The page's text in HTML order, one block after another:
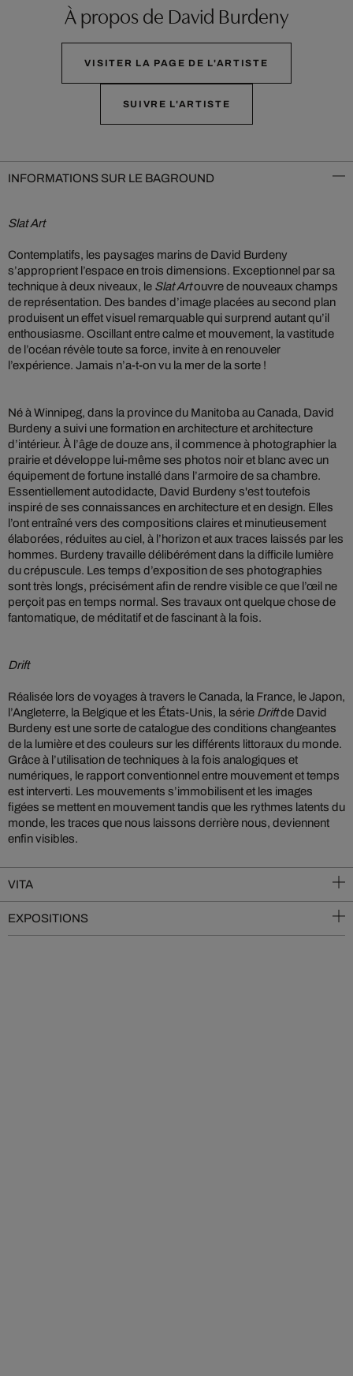
À propos de David Burdeny
VISITER LA PAGE DE L'ARTISTE
SUIVRE L'ARTISTE
INFORMATIONS SUR LE BAGROUND
Slat Art
Contemplatifs, les paysages marins de David Burdeny
s’approprient l’espace en trois dimensions. Exceptionnel par sa
technique à deux niveaux, le Slat Artouvre de nouveaux champs
de représentation. Des bandes d’image placées au second plan
produisent un effet visuel remarquable qui surprend autant qu’il
enthousiasme. Oscillant entre calme et mouvement, la vastitude
de l’océan révèle toute sa force, invite à en renouveler
l’expérience. Jamais n’a-t-on vu la mer de la sorte !
Né à Winnipeg, dans la province du Manitoba au Canada, David
Burdeny a suivi une formation en architecture et architecture
d’intérieur. À l’âge de douze ans, il commence à photographier la
prairie et développe lui-même ses photos noir et blanc avec un
équipement de fortune installé dans l’armoire de sa chambre.
Essentiellement autodidacte, David Burdeny s'est toutefois
inspiré de ses connaissances en architecture et en design. Elles
l’ont entraîné vers des compositions claires et minutieusement
élaborées, réduites au ciel, à l’horizon et aux traces laissés par les
hommes. Burdeny travaille délibérément dans la difficile lumière
du crépuscule. Les temps d’exposition de ses photographies
sont très longs, précisément afin de rendre visible ce que l’œil ne
perçoit pas en temps normal. Ses travaux ont quelque chose de
fantomatique, de méditatif et de fascinant à la fois.
Drift
Réalisée lors de voyages à travers le Canada, la France, le Japon,
l’Angleterre, la Belgique et les États-Unis, la série Driftde David
Burdeny est une sorte de catalogue des conditions changeantes
de la lumière et des couleurs sur les différents littoraux du monde.
Grâce à l’utilisation de techniques à la fois analogiques et
numériques, le rapport conventionnel entre mouvement et temps
est interverti. Les mouvements s’immobilisent et les images
figées se mettent en mouvement tandis que les rythmes latents du
monde, les traces que nous laissons derrière nous, deviennent
enfin visibles.
VITA
EXPOSITIONS